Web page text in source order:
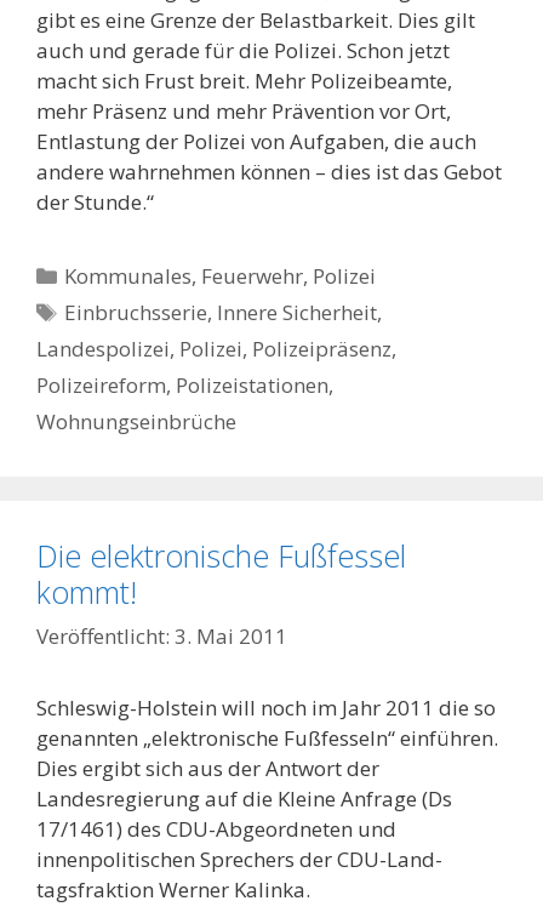
gibt es eine Grenze der Belastbarkeit. Dies gilt
auch und gerade für die Polizei. Schon jetzt
macht sich Frust breit. Mehr Polizeibeamte,
mehr Präsenz und mehr Prävention vor Ort,
Entlastung der Polizei von Aufgaben, die auch
andere wahrnehmen können – dies ist das Gebot
der Stunde.“
Kategorien
Kommunales, Feuerwehr, Polizei
Schlagwörter
Einbruchsserie, Innere Sicherheit,
Landespolizei, Polizei, Polizeipräsenz,
Polizeireform, Polizeistationen,
Wohnungseinbrüche
Die elektronische Fußfessel
kommt!
3. Mai 2011
Schleswig-Holstein will noch im Jahr 2011 die so
genannten „elektronische Fußfesseln“ einführen.
Dies ergibt sich aus der Antwort der
Landesregierung auf die Kleine Anfrage (Ds
17/1461) des CDU-Abgeordneten und
innenpolitischen Sprechers der CDU-Land­
tagsfraktion Werner Kalinka.